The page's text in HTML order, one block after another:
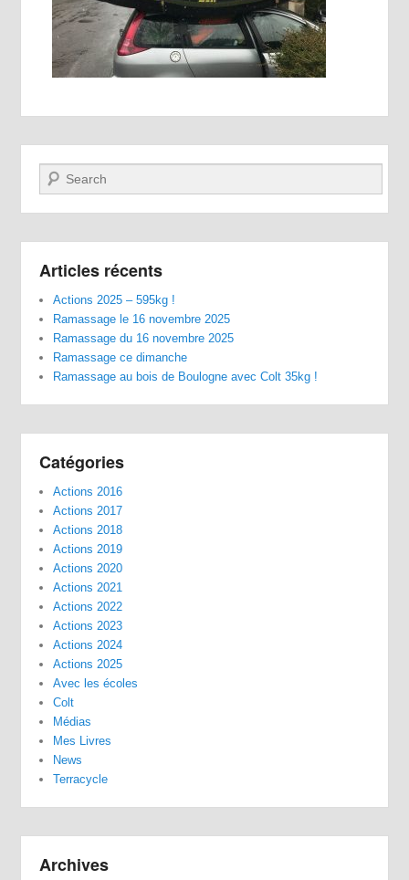
Recherche
Articles récents
Actions 2025 – 595kg !
Ramassage le 16 novembre 2025
Ramassage du 16 novembre 2025
Ramassage ce dimanche
Ramassage au bois de Boulogne avec Colt 35kg !
Catégories
Actions 2016
Actions 2017
Actions 2018
Actions 2019
Actions 2020
Actions 2021
Actions 2022
Actions 2023
Actions 2024
Actions 2025
Avec les écoles
Colt
Médias
Mes Livres
News
Terracycle
Archives